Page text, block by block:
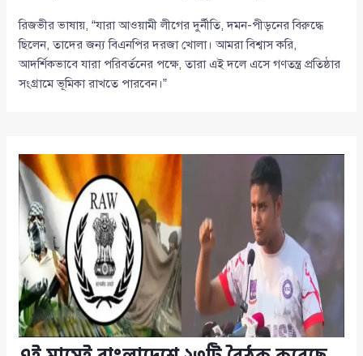
রিজভীর ভাষায়, “যারা আওয়ামী লীগের দুর্নীতি, দমন-পীড়নের বিরুদ্ধে
ছিলেন, তাদের জন্য বিএনপির দরজা খোলা। আমরা বিশ্বাস করি,
আদর্শিকভাবে যারা পরিবর্তনের পক্ষে, তারা এই দলে এসে গণতন্ত্র প্রতিষ্ঠার
সংগ্রামে ভূমিকা রাখতে পারবেন।”